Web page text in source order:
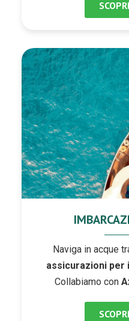
Naviga in acque
assicurazioni per
Collabiamo con